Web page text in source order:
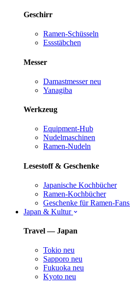
Geschirr
Ramen-Schüsseln
Essstäbchen
Messer
Damastmesser neu
Yanagiba
Werkzeug
Equipment-Hub
Nudelmaschinen
Ramen-Nudeln
Lesestoff & Geschenke
Japanische Kochbücher
Ramen-Kochbücher
Geschenke für Ramen-Fans
Japan & Kultur
Travel — Japan
Tokio neu
Sapporo neu
Fukuoka neu
Kyoto neu